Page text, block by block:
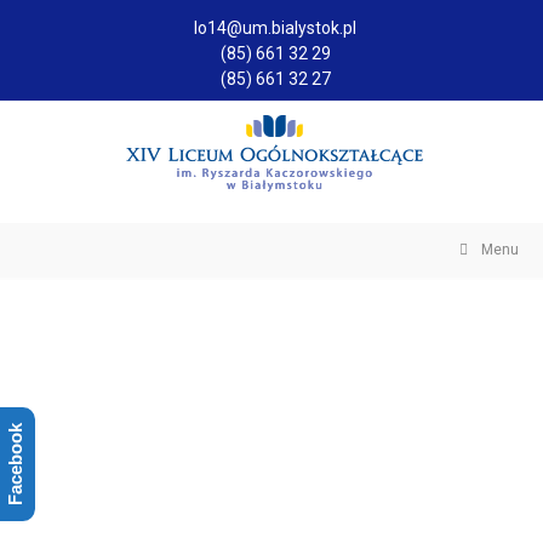
lo14@um.bialystok.pl
(85) 661 32 29
(85) 661 32 27
Menu
Facebook